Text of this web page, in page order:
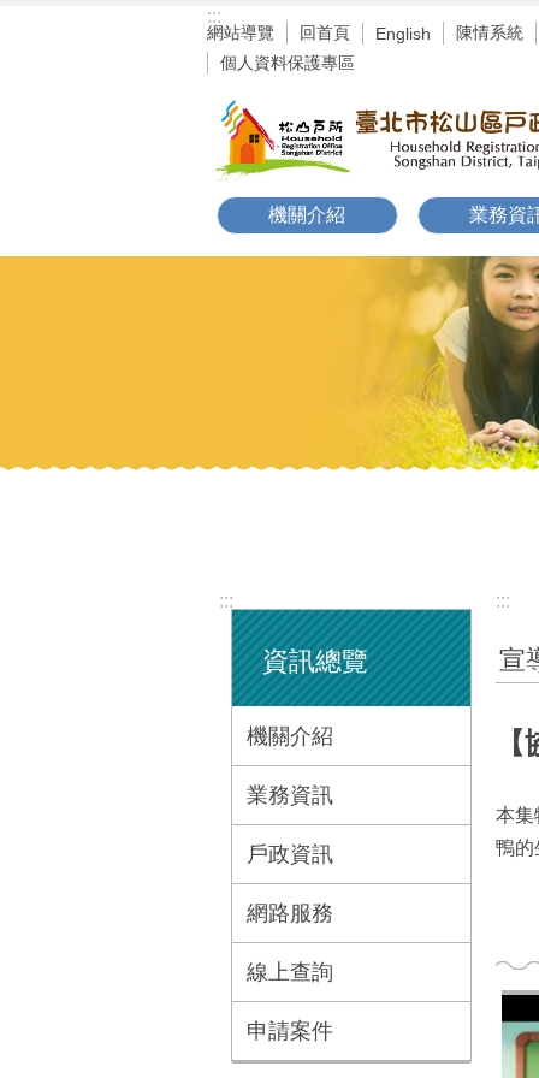
:::
網站導覽 回首頁 English
陳情系統
個人資料保護專區
機關介紹 業務資
:::
資訊總覽
機關介紹
業務資訊
戶政資訊
網路服務
線上查詢
申請案件
:::
宣
本集
鴨的